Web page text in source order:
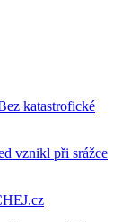
katastrofické
vznikl při srážce